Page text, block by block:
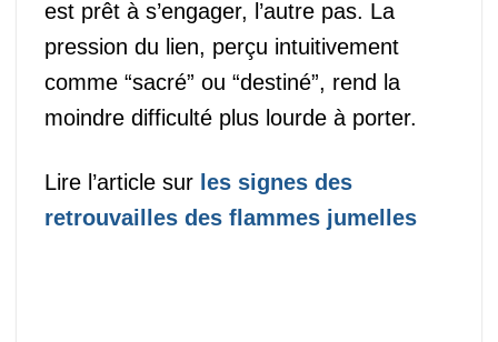
est prêt à s’engager, l’autre pas. La
pression du lien, perçu intuitivement
comme “sacré” ou “destiné”, rend la
moindre difficulté plus lourde à porter.
Lire l’article sur les signes des
retrouvailles des flammes jumelles